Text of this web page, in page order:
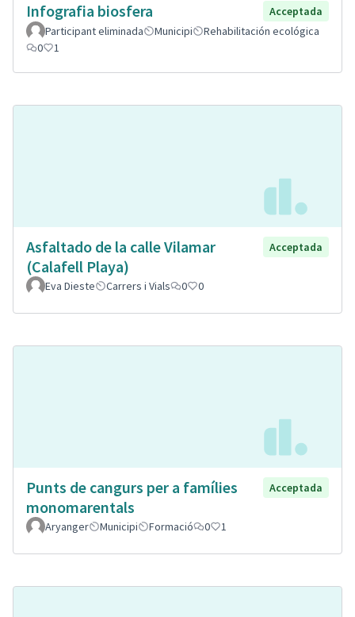
Infografia biosfera
Acceptada
Participant eliminada
Municipi
Rehabilitación ecológica
0
1
Asfaltado de la calle Vilamar
(Calafell Playa)
Acceptada
Eva Dieste Carrers i Vials 0 0
Punts de cangurs per a famílies
monomarentals
Acceptada
Aryanger Municipi Formació 0 1